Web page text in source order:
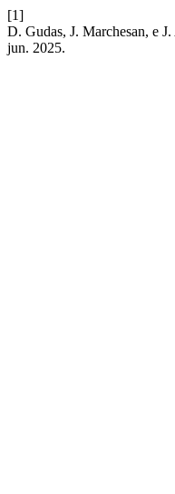
[1]
D. Gudas, J. Marchesan, e
jun. 2025.